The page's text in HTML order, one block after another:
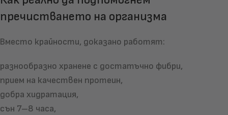
пречистването на организма
Вместо крайности, доказано работят:
разнообразно хранене с достатъчно фибри,
прием на качествен протеин,
добра хидратация,
сън 7–8 часа,